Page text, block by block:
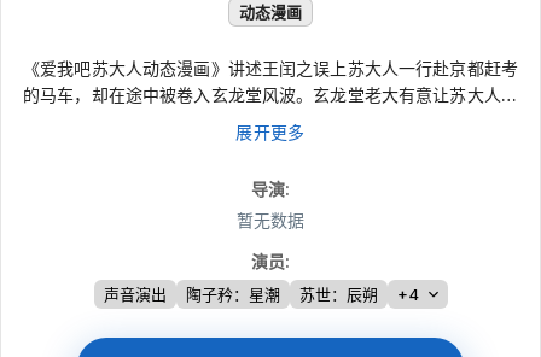
动态漫画
《爱我吧苏大人动态漫画》讲述王闰之误上苏大人一行赴京都赶考
的马车，却在途中被卷入玄龙堂风波。玄龙堂老大有意让苏大人接
任堂主，闰之为护他冒称苏大人，并趁酒宴设法迷倒众人，与暗中
跟随的苏小妹带大家脱身。逃亡中她与同伴失散，苏大人独自寻找
似乎喜欢上了他，而苏大人却像只把她当作亲人。
展开更多
导演:
暂无数据
演员:
声音演出 陶子矜：星潮 苏世：辰朔 +4